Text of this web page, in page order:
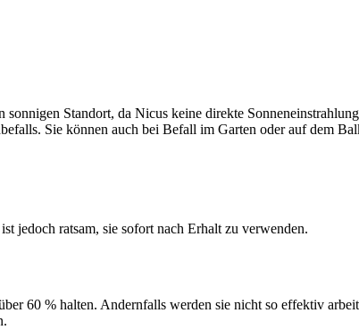
Standort, da Nicus keine direkte
Sie können auch bei Befall im Garten oder auf dem
jedoch ratsam, sie sofort nach Erhalt zu verwenden.
60 % halten. Andernfalls werden sie nicht so effektiv